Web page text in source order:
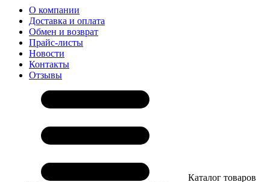
О компании
Доставка и оплата
Обмен и возврат
Прайс-листы
Новости
Контакты
Отзывы
Каталог товаров